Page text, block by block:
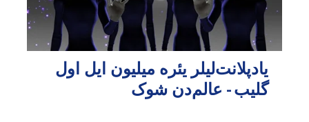
یادپلانت‌لیلر یئره میلیون ایل اول
گلیب - عالم‌دن شوک